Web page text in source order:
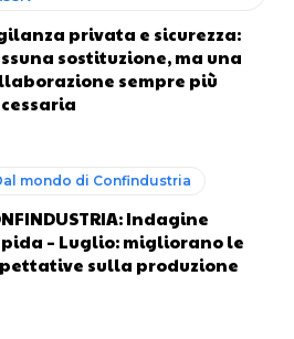
privata e sicurezza:
sostituzione, ma una
sempre più
mondo di Confindustria
Indagine
– Luglio: migliorano le
sulla produzione